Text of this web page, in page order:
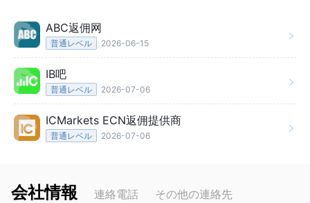
ABC返佣网
普通レベル 2026-06-15
IB吧
普通レベル 2026-07-06
ICMarkets ECN返佣提供商
普通レベル 2026-07-06
会社情報 連絡電話 その他の連絡先